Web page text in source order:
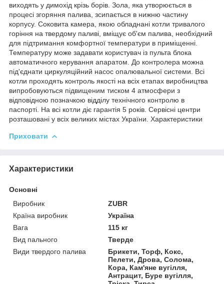
виходять у димохід крізь борів. Зола, яка утворюється в
процесі згоряння палива, зсипається в нижню частину
корпусу. Соковита камера, якою обладнані котли тривалого
горіння на твердому паливі, вміщує об'єм палива, необхідний
для підтримання комфортної температури в приміщенні.
Температуру може задавати користувач із пульта блока
автоматичного керування апаратом. До контролера можна
під'єднати циркуляційний насос опалювальної системи. Всі
котли проходять контроль якості на всіх етапах виробництва
випробовуються підвищеним тиском 4 атмосфери з
відповідною позначкою відділу технічного контролю в
паспорті. На всі котли діє гарантія 5 років. Сервісні центри
розташовані у всіх великих містах України. Характеристики
Приховати
Характеристики
Основні
Виробник
ZUBR
Країна виробник
Україна
Вага
115 кг
Вид пального
Тверде
Види твердого палива
Брикети, Торф, Кокс,
Пелети, Дрова, Солома,
Кора, Кам'яне вугілля,
Антрацит, Буре вугілля,